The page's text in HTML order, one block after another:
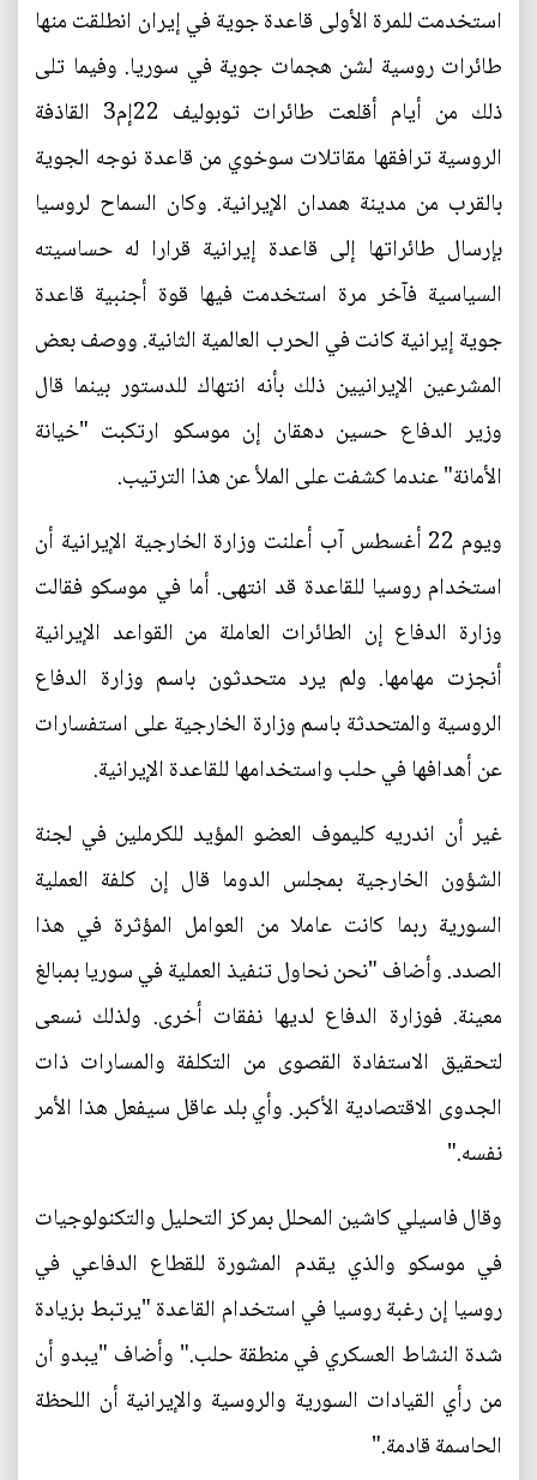
استخدمت للمرة الأولى قاعدة جوية في إيران انطلقت منها
طائرات روسية لشن هجمات جوية في سوريا. وفيما تلى
ذلك من أيام أقلعت طائرات توبوليف 22إم3 القاذفة
الروسية ترافقها مقاتلات سوخوي من قاعدة نوجه الجوية
بالقرب من مدينة همدان الإيرانية. وكان السماح لروسيا
بإرسال طائراتها إلى قاعدة إيرانية قرارا له حساسيته
السياسية فآخر مرة استخدمت فيها قوة أجنبية قاعدة
جوية إيرانية كانت في الحرب العالمية الثانية. ووصف بعض
المشرعين الإيرانيين ذلك بأنه انتهاك للدستور بينما قال
وزير الدفاع حسين دهقان إن موسكو ارتكبت "خيانة
الأمانة" عندما كشفت على الملأ عن هذا الترتيب.
ويوم 22 أغسطس آب أعلنت وزارة الخارجية الإيرانية أن
استخدام روسيا للقاعدة قد انتهى. أما في موسكو فقالت
وزارة الدفاع إن الطائرات العاملة من القواعد الإيرانية
أنجزت مهامها. ولم يرد متحدثون باسم وزارة الدفاع
الروسية والمتحدثة باسم وزارة الخارجية على استفسارات
عن أهدافها في حلب واستخدامها للقاعدة الإيرانية.
غير أن اندريه كليموف العضو المؤيد للكرملين في لجنة
الشؤون الخارجية بمجلس الدوما قال إن كلفة العملية
السورية ربما كانت عاملا من العوامل المؤثرة في هذا
الصدد. وأضاف "نحن نحاول تنفيذ العملية في سوريا بمبالغ
معينة. فوزارة الدفاع لديها نفقات أخرى. ولذلك نسعى
لتحقيق الاستفادة القصوى من التكلفة والمسارات ذات
الجدوى الاقتصادية الأكبر. وأي بلد عاقل سيفعل هذا الأمر
نفسه."
وقال فاسيلي كاشين المحلل بمركز التحليل والتكنولوجيات
في موسكو والذي يقدم المشورة للقطاع الدفاعي في
روسيا إن رغبة روسيا في استخدام القاعدة "يرتبط بزيادة
شدة النشاط العسكري في منطقة حلب." وأضاف "يبدو أن
من رأي القيادات السورية والروسية والإيرانية أن اللحظة
الحاسمة قادمة."